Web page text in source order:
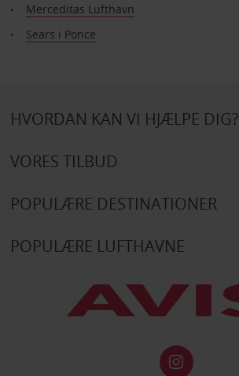
Merceditas Lufthavn
Sears i Ponce
HVORDAN KAN VI HJÆLPE DIG?
VORES TILBUD
POPULÆRE DESTINATIONER
POPULÆRE LUFTHAVNE